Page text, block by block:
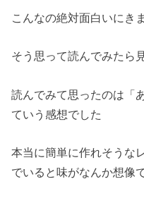
こんなの絶対面白いにき
そう思って読んでみたら
読んでみて思ったのは「
ていう感想でした
本当に簡単に作れそうな
でいると味がなんか想像